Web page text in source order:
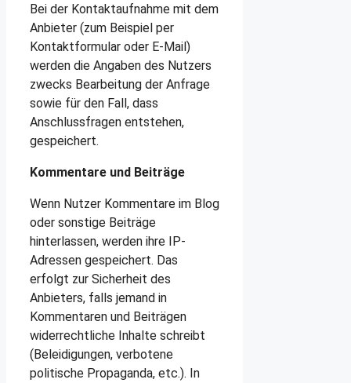
Bei der Kontaktaufnahme mit dem
Anbieter (zum Beispiel per
Kontaktformular oder E-Mail)
werden die Angaben des Nutzers
zwecks Bearbeitung der Anfrage
sowie für den Fall, dass
Anschlussfragen entstehen,
gespeichert.
Kommentare und Beiträge
Wenn Nutzer Kommentare im Blog
oder sonstige Beiträge
hinterlassen, werden ihre IP-
Adressen gespeichert. Das
erfolgt zur Sicherheit des
Anbieters, falls jemand in
Kommentaren und Beiträgen
widerrechtliche Inhalte schreibt
(Beleidigungen, verbotene
politische Propaganda, etc.). In